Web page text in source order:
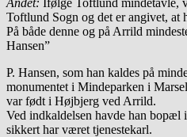
Toftlund Sogn og det er angivet, at
På både denne og på Arrild
Hansen”
P. Hansen, som han kaldes på
monumentet i Mindeparken i
var født i Højbjerg ved Arrild.
Ved indkaldelsen havde han
sikkert har været tjenestekarl.